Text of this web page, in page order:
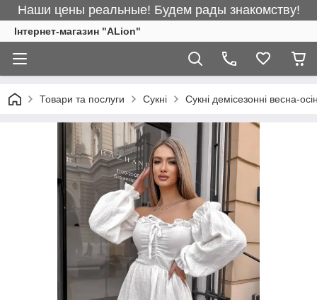
Наши цены реальные! Будем рады знакомству!
Інтернет-магазин "ALіon"
Товари та послуги Сукні Сукні демісезонні весна-